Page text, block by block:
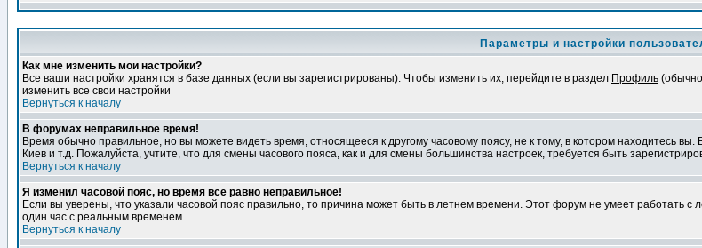
Параметры и настройки
Как мне изменить мои настройки?
Все ваши настройки хранятся в базе данных (если вы зарегистрированы). Чтобы изменить их, перейдите в раздел Профиль
изменить все свои настройки
Вернуться к началу
В форумах неправильное время!
Время обычно правильное, но вы можете видеть время, относящееся к другому часовому поясу, не к тому, в котором находитесь
Киев и т.д. Пожалуйста, учтите, что для смены часового пояса, как и для смены большинства настроек, требуется быть
Вернуться к началу
Я изменил часовой пояс, но время все равно неправильное!
Если вы уверены, что указали часовой пояс правильно, то причина может быть в летнем времени. Этот форум не умеет работать
один час с реальным временем.
Вернуться к началу